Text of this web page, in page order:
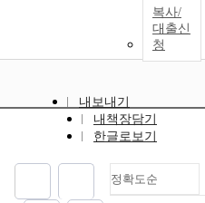
복사/
대출신
청
내보내기
내책장담기
한글로보기
정확도순